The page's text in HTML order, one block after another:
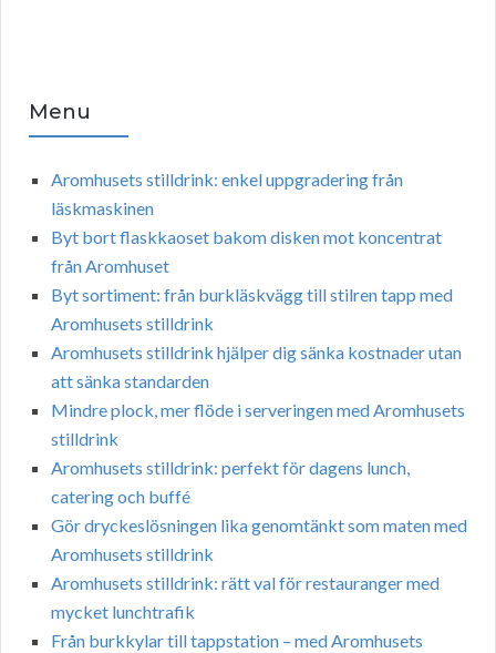
Menu
Aromhusets stilldrink: enkel uppgradering från
läskmaskinen
Byt bort flaskkaoset bakom disken mot koncentrat
från Aromhuset
Byt sortiment: från burkläskvägg till stilren tapp med
Aromhusets stilldrink
Aromhusets stilldrink hjälper dig sänka kostnader utan
att sänka standarden
Mindre plock, mer flöde i serveringen med Aromhusets
stilldrink
Aromhusets stilldrink: perfekt för dagens lunch,
catering och buffé
Gör dryckeslösningen lika genomtänkt som maten med
Aromhusets stilldrink
Aromhusets stilldrink: rätt val för restauranger med
mycket lunchtrafik
Från burkkylar till tappstation – med Aromhusets